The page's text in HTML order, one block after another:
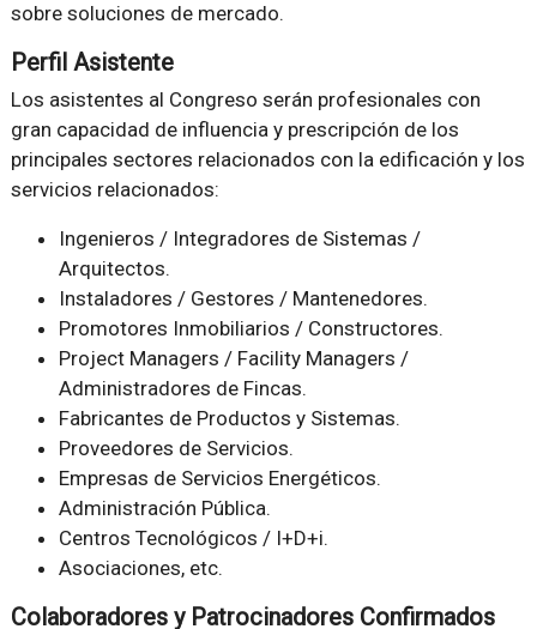
sobre soluciones de mercado.
Perfil Asistente
Los asistentes al Congreso serán profesionales con
gran capacidad de influencia y prescripción de los
principales sectores relacionados con la edificación y los
servicios relacionados:
Ingenieros / Integradores de Sistemas /
Arquitectos.
Instaladores / Gestores / Mantenedores.
Promotores Inmobiliarios / Constructores.
Project Managers / Facility Managers /
Administradores de Fincas.
Fabricantes de Productos y Sistemas.
Proveedores de Servicios.
Empresas de Servicios Energéticos.
Administración Pública.
Centros Tecnológicos / I+D+i.
Asociaciones, etc.
Colaboradores y Patrocinadores Confirmados